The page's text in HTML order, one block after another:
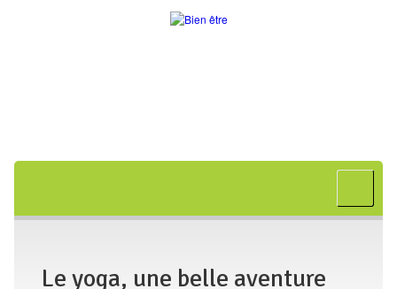
Shiatsu
Le yoga, une belle aventure